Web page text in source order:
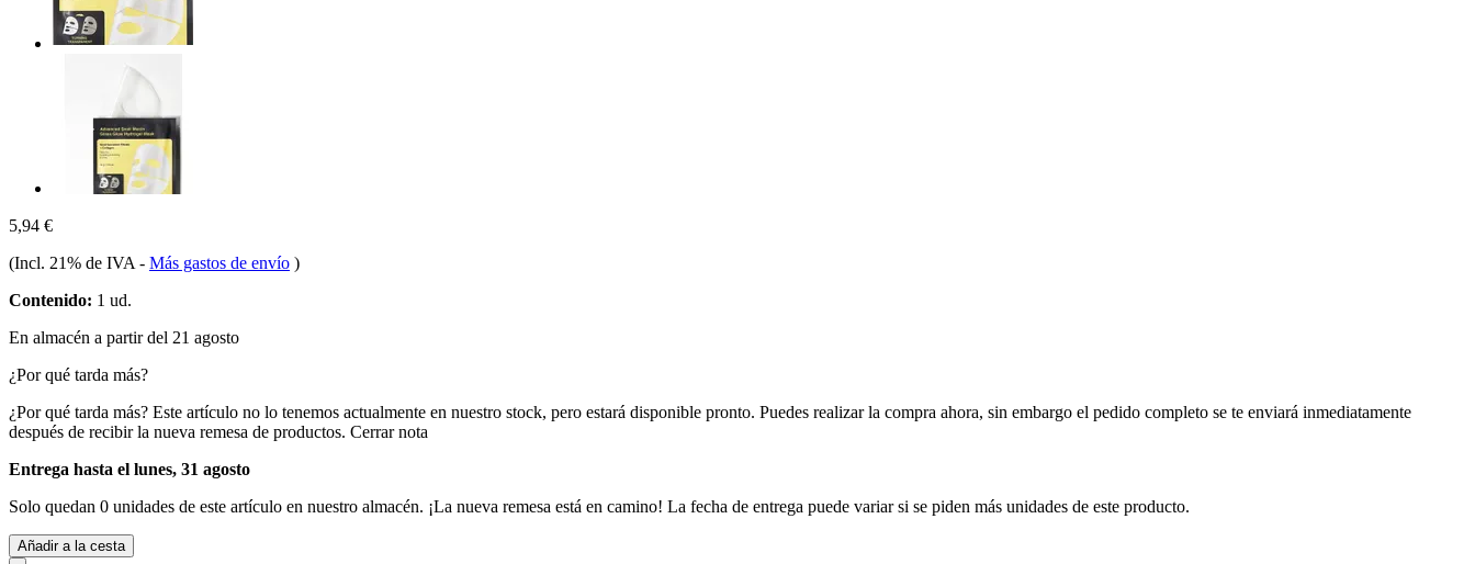
5,94 €
(Incl. 21% de IVA - Más gastos de envío )
Contenido: 1 ud.
En almacén a partir del 21 agosto
¿Por qué tarda más?
¿Por qué tarda más? Este artículo no lo tenemos actualmente en nuestro stock, pero estará disponible pronto. Puedes realizar la compra ahora, sin embargo el pedido completo se te enviará inmediatamente
después de recibir la nueva remesa de productos. Cerrar nota
Entrega hasta el lunes, 31 agosto
Solo quedan 0 unidades de este artículo en nuestro almacén. ¡La nueva remesa está en camino! La fecha de entrega puede variar si se piden más unidades de este producto.
Añadir a la cesta